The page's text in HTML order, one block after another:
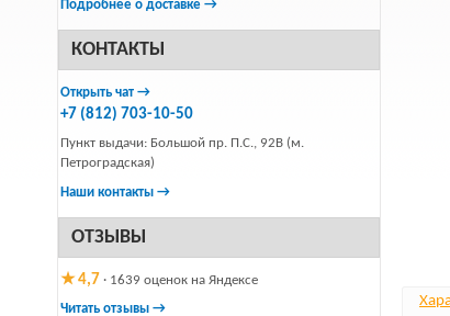
Подробнее о доставке →
КОНТАКТЫ
Открыть чат →
+7 (812) 703-10-50
Пункт выдачи: Большой пр. П.С., 92В (м.
Петроградская)
Наши контакты →
ОТЗЫВЫ
★ 4,7 · 1639 оценок на Яндексе
Читать отзывы →